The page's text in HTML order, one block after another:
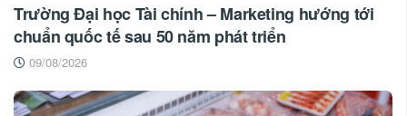
Trường Đại học Tài chính – Marketing hướng tới
chuẩn quốc tế sau 50 năm phát triển
09/08/2026